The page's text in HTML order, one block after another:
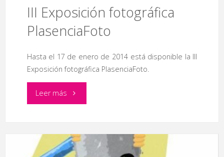
III Exposición fotográfica
PlasenciaFoto
Hasta el 17 de enero de 2014 está disponible la III
Exposición fotográfica PlasenciaFoto.
Leer más"III
fotográfica